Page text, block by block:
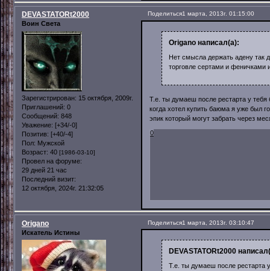
Поделиться1 марта, 2013г. 01:15:00
DEVASTATORt2000
Воин Света
Зарегистрирован: 15 октября, 2009г.
Приглашений: 0
Сообщений: 848
Уважение: [+34/-0]
Позитив: [+40/-4]
Пол: Мужской
Возраст: 40 [1986-03-10]
Провел на форуме:
29 дней 21 час
Последний визит:
12 октября, 2024г. 21:32:05
Origano написал(а):
Нет смысла держать адену так
торговле сертами и
Т.е. ты думаеш после рестарта у
когда хотел купить баюма я уже был
эпик который могут забрать через
0
Поделиться1 марта, 2013г. 03:10:47
Origano
Искатель Истины
DEVASTATORt2000
Т.е. ты думаеш после рестарта